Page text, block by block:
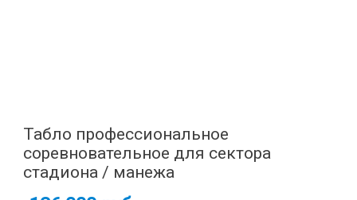
Табло профессиональное
соревновательное для сектора
стадиона / манежа